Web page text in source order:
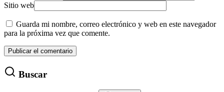
Sitio web
Guarda mi nombre, correo electrónico y web en este navegador
para la próxima vez que comente.
Buscar